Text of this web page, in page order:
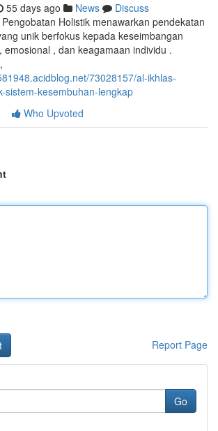
55 days ago News
Discuss
Holistik menawarkan pendekatan
unik berfokus kepada keseimbangan
emosional , dan keagamaan individu .
73028157/al-ikhlas-
sistem-kesembuhan-lengkap
Who Upvoted
Report Page
Go